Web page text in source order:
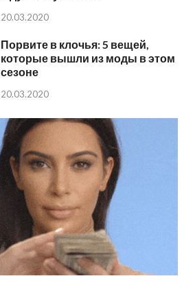
20.03.2020
Порвите в клочья: 5 вещей,
которые вышли из моды в этом
сезоне
20.03.2020